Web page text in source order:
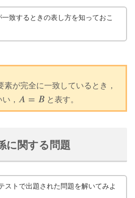
致するときの表し方を知っておこ
素が完全に一致しているとき，
， 𝐴 = 𝐵
A= B と表す。
に関する問題
ストで出題された問題を解いてみよ